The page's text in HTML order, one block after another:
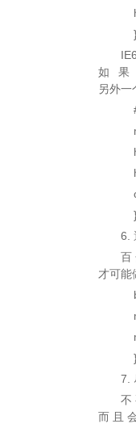
如
另外一
6.
才可能
7.
而且